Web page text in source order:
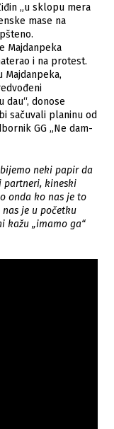
„u sklopu mera
mase na
Majdanpeka
i na protest.
dau“, donose
sačuvali planinu od
GG „Ne dam-
neki papir da
partneri, kineski
onda ko nas je to
nas je u početku
kažu „imamo ga“